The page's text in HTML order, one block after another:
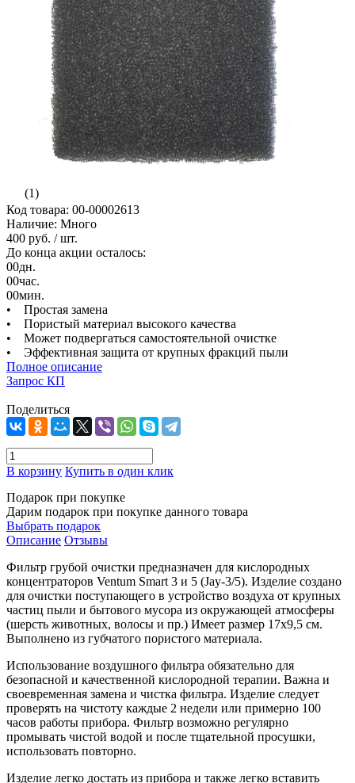
(1)
Код товара: 00-00002613
Наличие: Много
400 руб. / шт.
До конца акции осталось:
00дн.
00час.
00мин.
• Простая замена
• Пористый материал высокого качества
• Может подвергаться самостоятельной очистке
• Эффективная защита от крупных фракций пыли
Полное описание
Запрос КП
Поделиться
В корзину Купить в один клик
Подарок при покупке
Дарим подарок при покупке данного товара
Выбрать подарок
Описание Отзывы
Фильтр грубой очистки предназначен для кислородных
концентраторов Ventum Smart 3 и 5 (Jay-3/5). Изделие создано
для очистки поступающего в устройство воздуха от крупных
частиц пыли и бытового мусора из окружающей атмосферы
(шерсть животных, волосы и пр.) Имеет размер 17х9,5 см.
Выполнено из губчатого пористого материала.
Использование воздушного фильтра обязательно для
безопасной и качественной кислородной терапии. Важна и
своевременная замена и чистка фильтра. Изделие следует
проверять на чистоту каждые 2 недели или примерно 100
часов работы прибора. Фильтр возможно регулярно
промывать чистой водой и после тщательной просушки,
использовать повторно.
Изделие легко достать из прибора и также легко вставить